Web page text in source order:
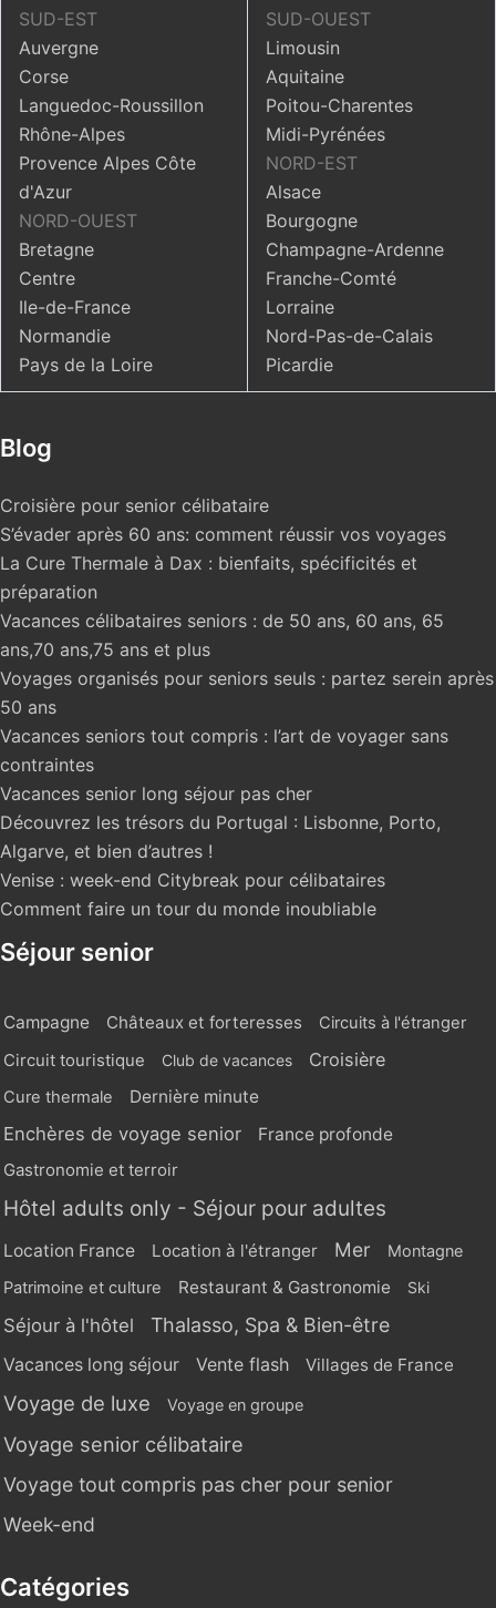
SUD-EST
Auvergne
Corse
Languedoc-Roussillon
Rhône-Alpes
Provence Alpes Côte
d'Azur
NORD-OUEST
Bretagne
Centre
Ile-de-France
Normandie
Pays de la Loire
SUD-OUEST
Limousin
Aquitaine
Poitou-Charentes
Midi-Pyrénées
NORD-EST
Alsace
Bourgogne
Champagne-Ardenne
Franche-Comté
Lorraine
Nord-Pas-de-Calais
Picardie
Blog
Croisière pour senior célibataire
S’évader après 60 ans: comment réussir vos voyages
La Cure Thermale à Dax : bienfaits, spécificités et
préparation
Vacances célibataires seniors : de 50 ans, 60 ans, 65
ans,70 ans,75 ans et plus
Voyages organisés pour seniors seuls : partez serein après
50 ans
Vacances seniors tout compris : l’art de voyager sans
contraintes
Vacances senior long séjour pas cher
Découvrez les trésors du Portugal : Lisbonne, Porto,
Algarve, et bien d’autres !
Venise : week-end Citybreak pour célibataires
Comment faire un tour du monde inoubliable
Séjour senior
Campagne Châteaux et forteresses
Circuits à l'étranger
Circuit touristique
Club de vacances Croisière
Cure thermale Dernière minute
Enchères de voyage senior
France profonde
Gastronomie et terroir
Hôtel adults only - Séjour pour adultes
Location France Location à l'étranger Mer Montagne
Patrimoine et culture Restaurant & Gastronomie Ski
Séjour à l'hôtel Thalasso, Spa & Bien-être
Vacances long séjour Vente flash Villages de France
Voyage de luxe Voyage en groupe
Voyage senior célibataire
Voyage tout compris pas cher pour senior
Week-end
Catégories